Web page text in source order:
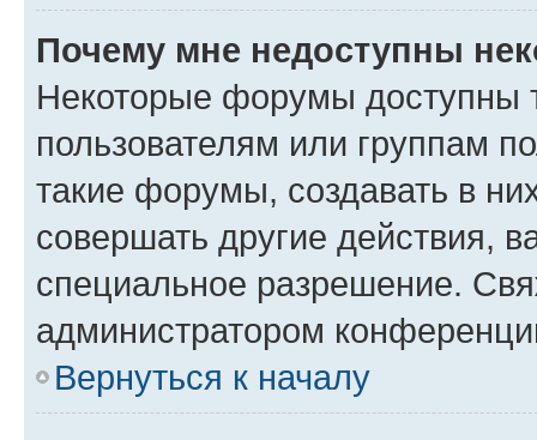
Почему мне недоступны
Некоторые форумы доступны
пользователям или группам
такие форумы, создавать в
совершать другие действия,
специальное разрешение.
администратором
Вернуться к началу